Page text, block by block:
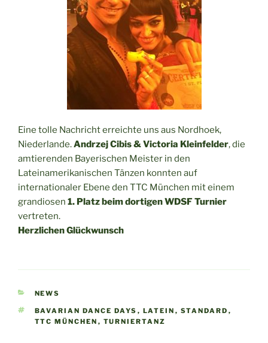
Eine tolle Nachricht erreichte uns aus Nordhoek,
Niederlande.Andrzej Cibis & Victoria Kleinfelder, die
amtierenden Bayerischen Meister in den
Lateinamerikanischen Tänzen konnten auf
internationaler Ebene den TTC München mit einem
grandiosen 1. Platz beim dortigen WDSF Turnier
vertreten.
Herzlichen Glückwunsch
KATEGORIEN
NEWS
SCHLAGWÖRTER
BAVARIAN DANCE DAYS , LATEIN , STANDARD ,
TTC MÜNCHEN , TURNIERTANZ